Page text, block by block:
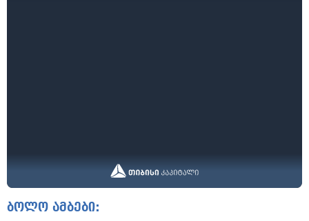
ბოლო ამბები: